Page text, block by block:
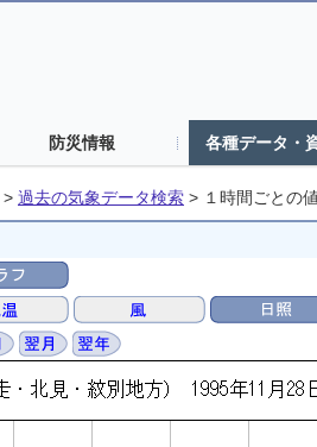
防災情報 各種データ・
> 過去の気象データ検索 > １時間ごとの